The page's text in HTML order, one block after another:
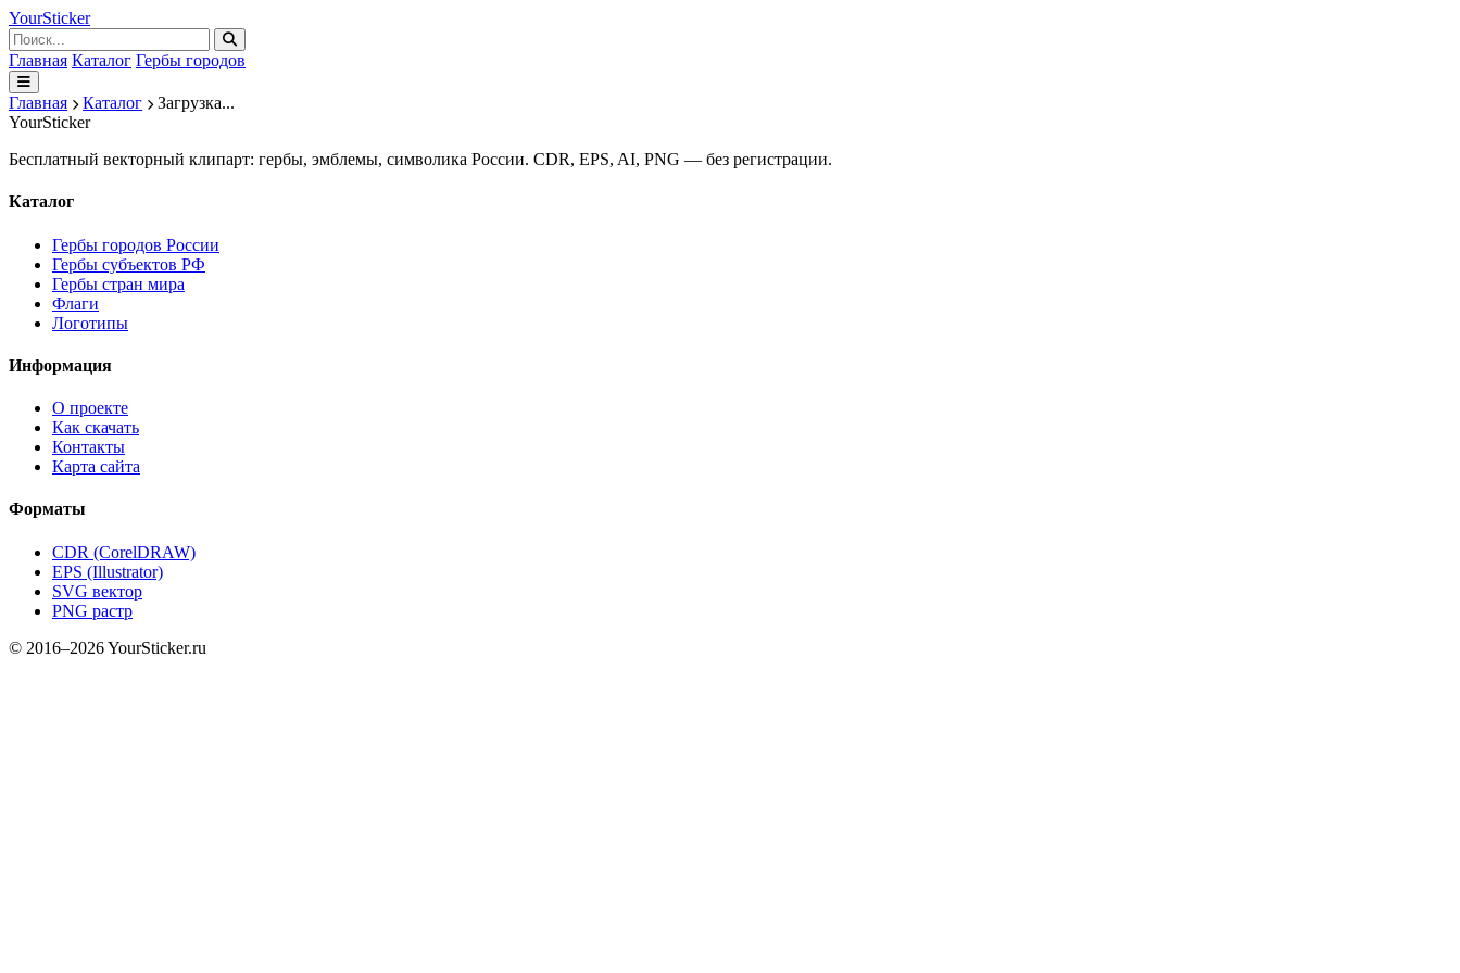
YourSticker
Главная Каталог Гербы городов
Главная Каталог
Загрузка...
YourSticker
Бесплатный векторный клипарт: гербы, эмблемы, символика России. CDR, EPS, AI, PNG — без регистрации.
Каталог
Гербы городов России
Гербы субъектов РФ
Гербы стран мира
Флаги
Логотипы
Информация
О проекте
Как скачать
Контакты
Карта сайта
Форматы
CDR (CorelDRAW)
EPS (Illustrator)
SVG вектор
PNG растр
© 2016–2026 YourSticker.ru